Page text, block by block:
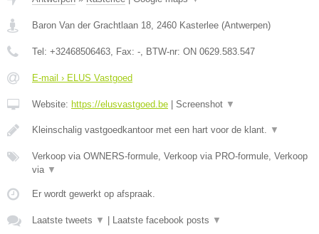
Baron Van der Grachtlaan 18, 2460 Kasterlee (Antwerpen)
Tel: +32468506463, Fax: -, BTW-nr: ON 0629.583.547
E-mail › ELUS Vastgoed
Website: https://elusvastgoed.be Screenshot ▼
Kleinschalig vastgoedkantoor met een hart voor de klant. ▼
Verkoop via OWNERS-formule, Verkoop via PRO-formule, Verkoop
via ▼
Er wordt gewerkt op afspraak.
Laatste tweets ▼ Laatste facebook posts ▼